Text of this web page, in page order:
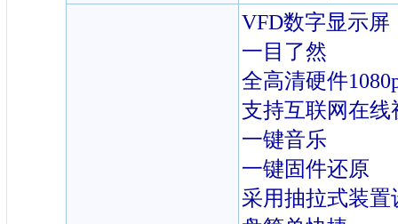
VFD数字显示
一目了然
全高清硬件
支持互联网在线
一键音乐
一键固件还原
采用抽拉式装置